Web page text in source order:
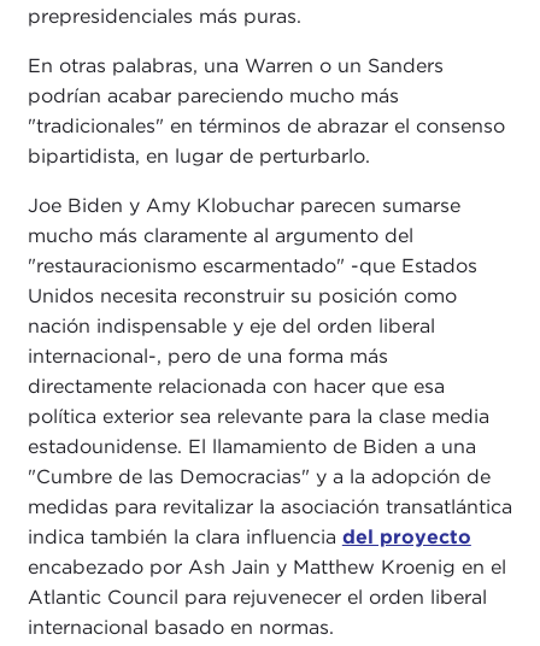
prepresidenciales más puras.
En otras palabras, una Warren o un Sanders
podrían acabar pareciendo mucho más
"tradicionales" en términos de abrazar el consenso
bipartidista, en lugar de perturbarlo.
Joe Biden y Amy Klobuchar parecen sumarse
mucho más claramente al argumento del
"restauracionismo escarmentado" -que Estados
Unidos necesita reconstruir su posición como
nación indispensable y eje del orden liberal
internacional-, pero de una forma más
directamente relacionada con hacer que esa
política exterior sea relevante para la clase media
estadounidense. El llamamiento de Biden a una
"Cumbre de las Democracias" y a la adopción de
medidas para revitalizar la asociación transatlántica
indica también la clara influencia del proyecto
encabezado por Ash Jain y Matthew Kroenig en el
Atlantic Council para rejuvenecer el orden liberal
internacional basado en normas.